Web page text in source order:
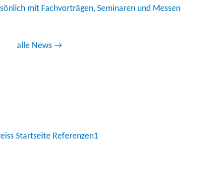
mit Fachvorträgen, Seminaren und Messen
alle News →